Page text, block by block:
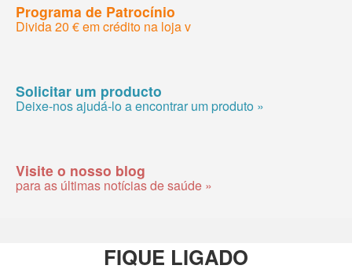
Programa de Patrocínio
Divida 20 € em crédito na loja v
Solicitar um producto
Deixe-nos ajudá-lo a encontrar um produto »
Visite o nosso blog
para as últimas notícias de saúde »
FIQUE LIGADO